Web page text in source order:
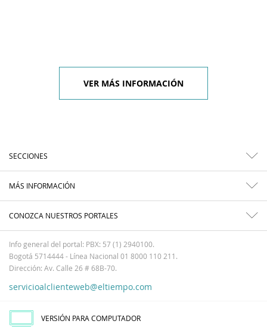
VER MÁS INFORMACIÓN
SECCIONES
MÁS INFORMACIÓN
CONOZCA NUESTROS PORTALES
Info general del portal: PBX: 57 (1) 2940100.
Bogotá 5714444 - Línea Nacional 01 8000 110 211.
Dirección: Av. Calle 26 # 68B-70.
servicioalclienteweb@eltiempo.com
VERSIÓN PARA COMPUTADOR